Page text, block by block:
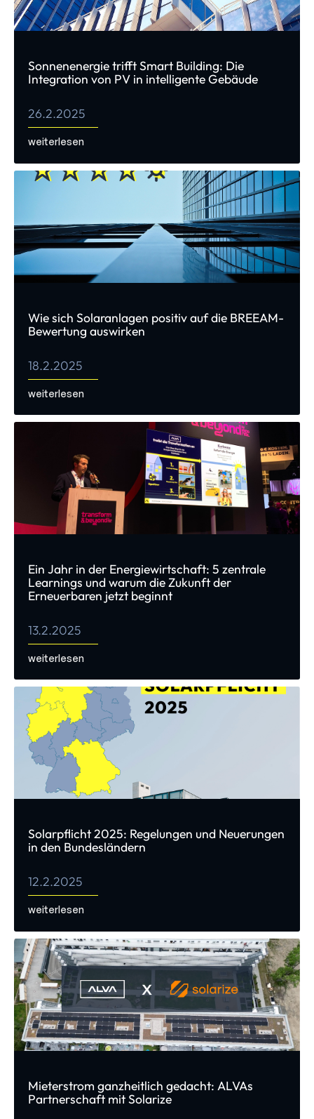
Sonnenenergie trifft Smart Building: Die
Integration von PV in intelligente Gebäude
26.2.2025
weiterlesen
Wie sich Solaranlagen positiv auf die BREEAM-
Bewertung auswirken
18.2.2025
weiterlesen
Ein Jahr in der Energiewirtschaft: 5 zentrale
Learnings und warum die Zukunft der
Erneuerbaren jetzt beginnt
13.2.2025
weiterlesen
Solarpflicht 2025: Regelungen und Neuerungen
in den Bundesländern
12.2.2025
weiterlesen
Mieterstrom ganzheitlich gedacht: ALVAs
Partnerschaft mit Solarize